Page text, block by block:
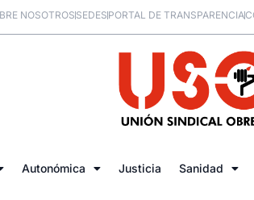
NOSOTROSSEDESPORTAL DE TRANSPARENCIA
Autonómica Justicia Sanidad